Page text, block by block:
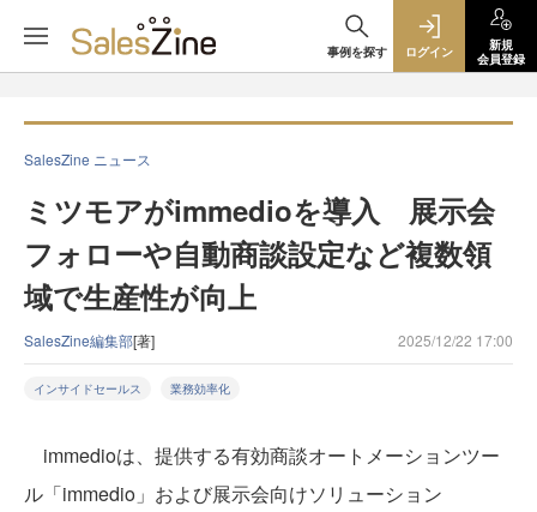
事例を探す ログイン
新規
会員登録
SalesZine ニュース
ミツモアがimmedioを導入 展示会
フォローや自動商談設定など複数領
域で生産性が向上
SalesZine編集部[著] 2025/12/22 17:00
インサイドセールス 業務効率化
immedioは、提供する有効商談オートメーションツー
ル「immedio」および展示会向けソリューション